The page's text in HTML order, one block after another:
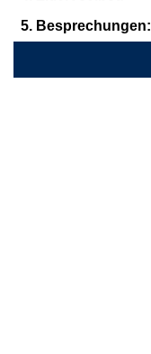
5. Besprechungen: